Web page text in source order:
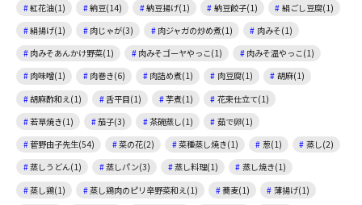
紅花油(1)
納豆(14) 納豆揚げ(1) 納豆餃子(1)
絹ごし豆腐(1)
絹揚げ(1)
肉じゃが(3) 肉ジャガの炒め煮(1)
肉みそ(1)
肉みそあんかけ野菜(1)
肉みそゴーヤやっこ(1)
肉みそ温やっこ(1)
肉味噌(1)
肉巻き(6) 肉詰め煮(1) 肉豆腐(1)
胡麻(1)
胡麻酢和え(1)
舌平目(1) 芋煮(1)
花束仕立て(1)
若草焼き(1)
茄子(3) 茶碗蒸し(1)
茹で卵(1)
菅野由子先生(54)
菜の花(2) 菜種蒸し焼き(1) 葱(1)
蒸し(2)
蒸しうどん(1)
蒸しパン(3) 蒸し料理(1)
蒸し焼き(1)
蒸し鶏(1)
蒸し鶏肉のピリ辛野菜和え(1) 蕎麦(1)
薄揚げ(1)